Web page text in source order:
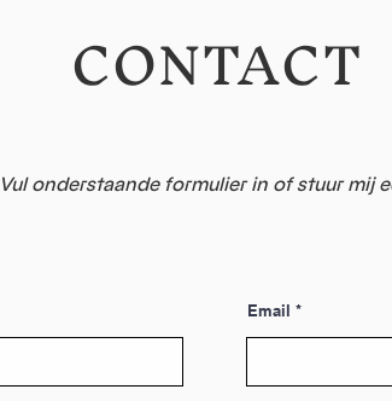
CONTACT
onderstaande formulier in of stuur mij
Email